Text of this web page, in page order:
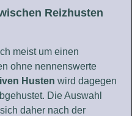
Reizhusten
meist um einen
ohne nennenswerte
Husten wird dagegen
Die Auswahl
daher nach der